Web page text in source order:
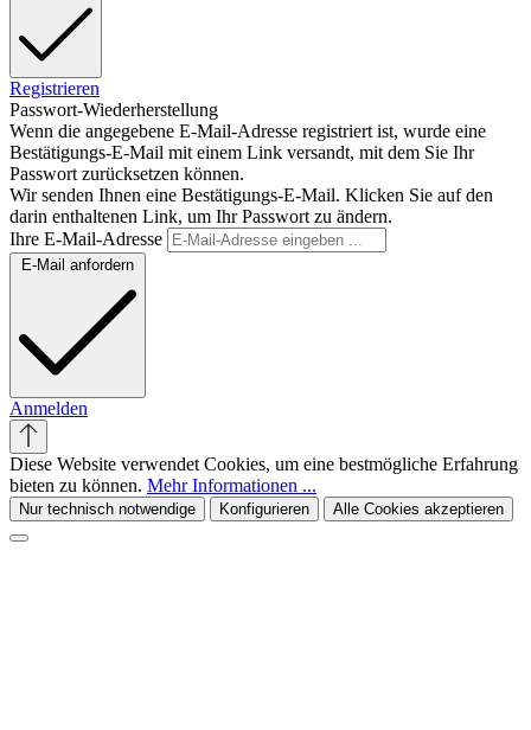
Registrieren
Passwort-Wiederherstellung
Wenn die angegebene E-Mail-Adresse registriert ist, wurde eine
Bestätigungs-E-Mail mit einem Link versandt, mit dem Sie Ihr
Passwort zurücksetzen können.
Wir senden Ihnen eine Bestätigungs-E-Mail. Klicken Sie auf den
darin enthaltenen Link, um Ihr Passwort zu ändern.
Ihre E-Mail-Adresse
E-Mail anfordern
Anmelden
Diese Website verwendet Cookies, um eine bestmögliche Erfahrung
bieten zu können. Mehr Informationen ...
Nur technisch notwendige Konfigurieren Alle Cookies akzeptieren